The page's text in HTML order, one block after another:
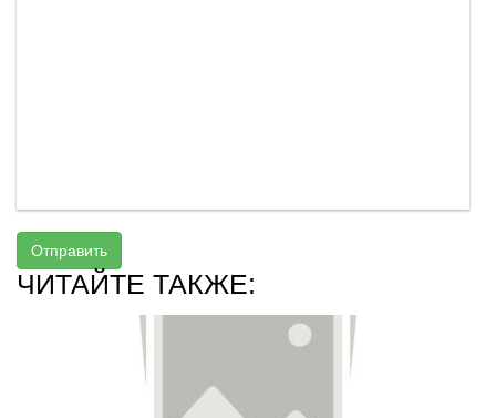
Отправить
ЧИТАЙТЕ ТАКЖЕ: